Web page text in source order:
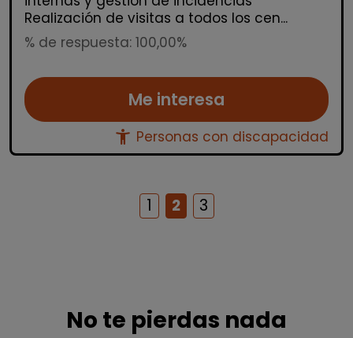
Realización de visitas a todos los cen...
% de respuesta: 100,00%
Me interesa
accessibility_new Personas con discapacidad
1 2 3
No te pierdas nada